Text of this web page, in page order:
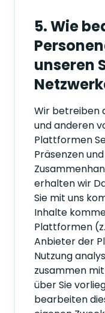
5. Wie
unseren
Wir betreiben
und anderen
Plattformen
Präsenzen
erhalten wir
Sie mit uns
Inhalte
Plattformen
Anbieter der
Nutzung
zusammen
über Sie
bearbeiten